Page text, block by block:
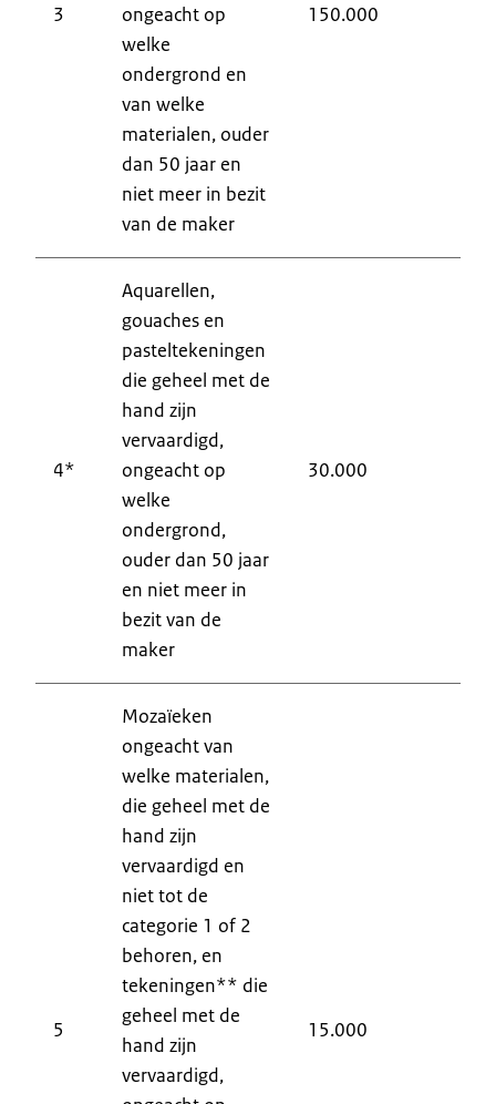
3
ongeacht op
welke
ondergrond en
van welke
materialen, ouder
dan 50 jaar en
niet meer in bezit
van de maker
150.000
4*
Aquarellen,
gouaches en
pasteltekeningen
die geheel met de
hand zijn
vervaardigd,
ongeacht op
welke
ondergrond,
ouder dan 50 jaar
en niet meer in
bezit van de
maker
30.000
5
Mozaïeken
ongeacht van
welke materialen,
die geheel met de
hand zijn
vervaardigd en
niet tot de
categorie 1 of 2
behoren, en
tekeningen** die
geheel met de
hand zijn
vervaardigd,
15.000